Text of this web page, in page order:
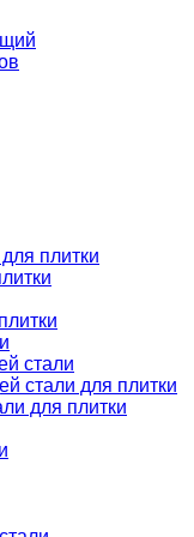
плитки
стали
стали для плитки
для плитки